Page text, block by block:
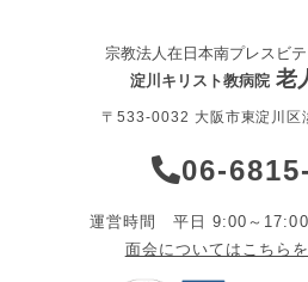
宗教法人在日本南プレスビ
淀川キリスト教病院 老
〒533-0032 大阪市東淀川区
06-
運営時間 平日 9:00～
面会についてはこちら